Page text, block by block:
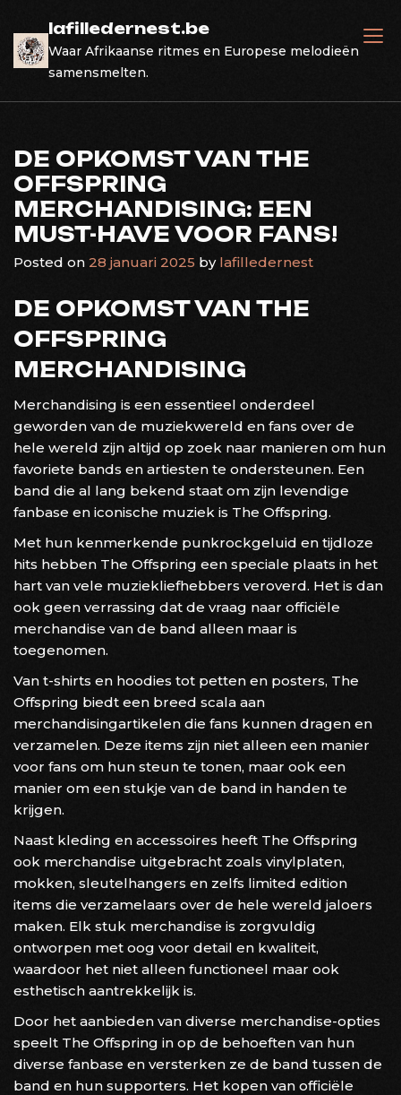
content
lafilledernest.be
Waar Afrikaanse ritmes en Europese melodieën
samensmelten.
DE OPKOMST VAN THE
OFFSPRING
MERCHANDISING: EEN
MUST-HAVE VOOR FANS!
Posted on 28 januari 2025 by lafilledernest
DE OPKOMST VAN THE
OFFSPRING
MERCHANDISING
Merchandising is een essentieel onderdeel
geworden van de muziekwereld en fans over de
hele wereld zijn altijd op zoek naar manieren om hun
favoriete bands en artiesten te ondersteunen. Een
band die al lang bekend staat om zijn levendige
fanbase en iconische muziek is The Offspring.
Met hun kenmerkende punkrockgeluid en tijdloze
hits hebben The Offspring een speciale plaats in het
hart van vele muziekliefhebbers veroverd. Het is dan
ook geen verrassing dat de vraag naar officiële
merchandise van de band alleen maar is
toegenomen.
Van t-shirts en hoodies tot petten en posters, The
Offspring biedt een breed scala aan
merchandisingartikelen die fans kunnen dragen en
verzamelen. Deze items zijn niet alleen een manier
voor fans om hun steun te tonen, maar ook een
manier om een stukje van de band in handen te
krijgen.
Naast kleding en accessoires heeft The Offspring
ook merchandise uitgebracht zoals vinylplaten,
mokken, sleutelhangers en zelfs limited edition
items die verzamelaars over de hele wereld jaloers
maken. Elk stuk merchandise is zorgvuldig
ontworpen met oog voor detail en kwaliteit,
waardoor het niet alleen functioneel maar ook
esthetisch aantrekkelijk is.
Door het aanbieden van diverse merchandise-opties
speelt The Offspring in op de behoeften van hun
diverse fanbase en versterken ze de band tussen de
band en hun supporters. Het kopen van officiële